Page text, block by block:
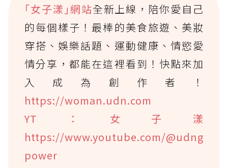
｢女子漾｣網站全新上線，陪你愛自己
的每個樣子！最棒的美食旅遊、美妝
穿搭、娛樂話題、運動健康、情慾愛
情分享，都能在這裡看到！快點來加
入成為創作者！
https://woman.udn.com
YT：女子漾
https://www.youtube.com/@udng
power